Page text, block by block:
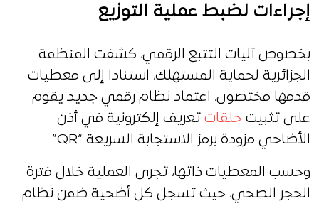
إجراءات لضبط عملية التوزيع
بخصوص آليات التتبع الرقمي، كشفت المنظمة
الجزائرية لحماية المستهلك، استنادا إلى معطيات
قدمها مختصون، اعتماد نظام رقمي جديد يقوم
على تثبيت حلقات تعريف إلكترونية في أذن
الأضاحي مزودة برمز الاستجابة السريعة “QR”.
وحسب المعطيات ذاتها، تجرى العملية خلال فترة
الحجر الصحي، حيث تسجل كل أضحية ضمن نظام